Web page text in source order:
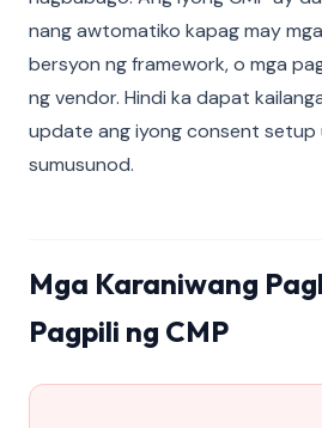
nang awtomatiko kapag may
bersyon ng framework, o mga
ng vendor. Hindi ka dapat
update ang iyong consent setup
sumusunod.
Mga Karaniwang
Pagpili ng CMP